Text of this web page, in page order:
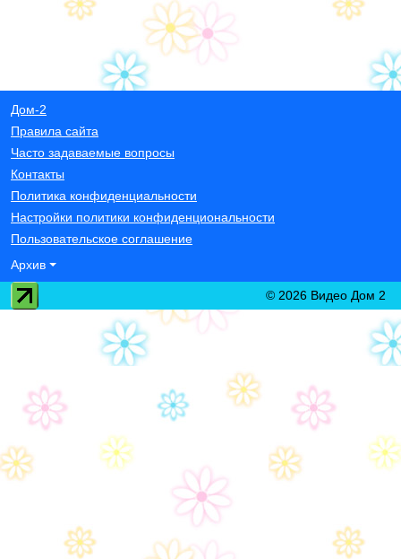
Дом-2
Правила сайта
Часто задаваемые вопросы
Контакты
Политика конфиденциальности
Настройки политики конфиденциональности
Пользовательское соглашение
Архив
© 2026 Видео Дом 2